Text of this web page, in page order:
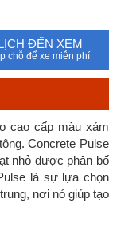
ĐẾN XEM
chỗ để xe miễn phí
cao cấp màu xám
Concrete Pulse
nhỏ được phân bố
là sự lựa chọn
nơi nó giúp tạo